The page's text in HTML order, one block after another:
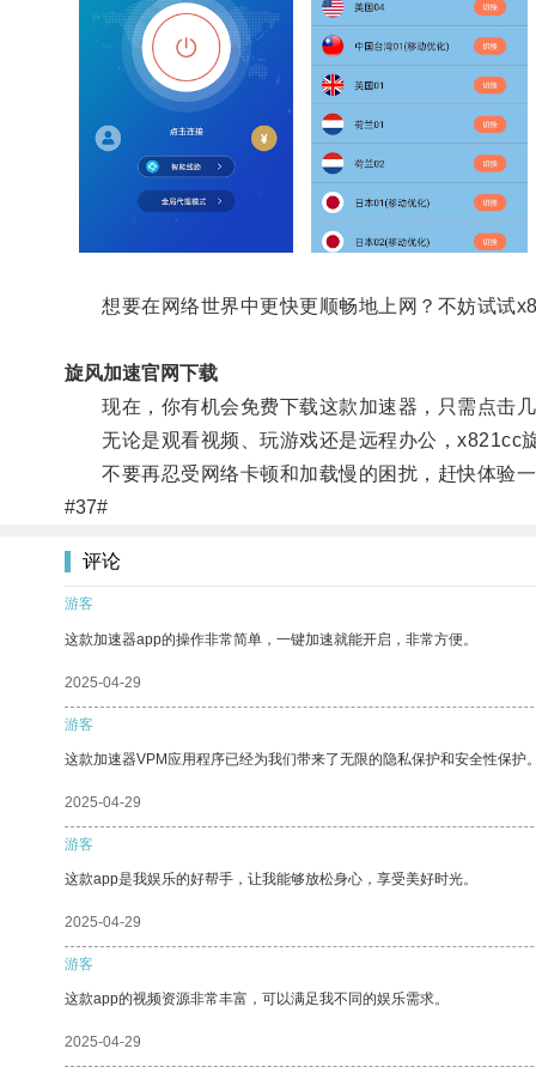
想要在网络世界中更快更顺畅地上网？不妨试试
旋风加速官网下载
现在，你有机会免费下载这款加速器，只需点击几
无论是观看视频、玩游戏还是远程办公，x821cc
不要再忍受网络卡顿和加载慢的困扰，赶快体验一
#37#
评论
游客
这款加速器app的操作非常简单，一键加速就能开启，非常方便。
2025-04-29
游客
这款加速器VPM应用程序已经为我们带来了无限的隐私保护和安全性保护
2025-04-29
游客
这款app是我娱乐的好帮手，让我能够放松身心，享受美好时光。
2025-04-29
游客
这款app的视频资源非常丰富，可以满足我不同的娱乐需求。
2025-04-29